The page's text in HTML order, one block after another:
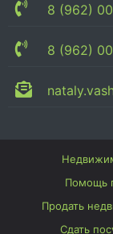
8 (962)
8 (962)
Помощь
Продать
Сдать